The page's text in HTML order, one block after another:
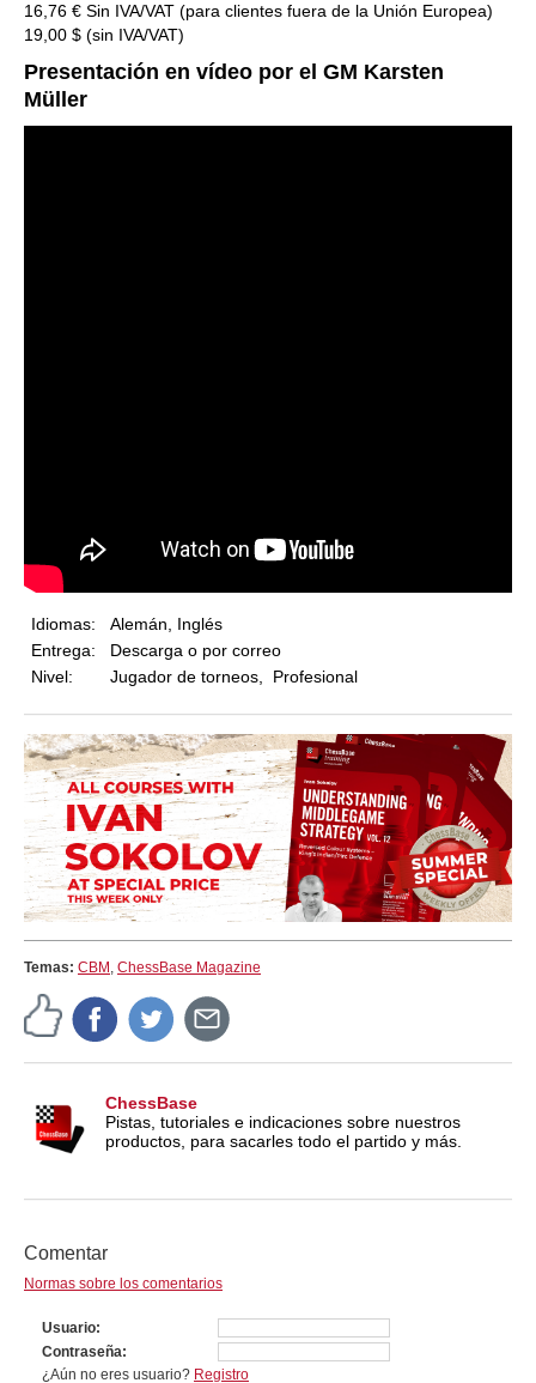
16,76 € Sin IVA/VAT (para clientes fuera de la Unión Europea)
19,00 $ (sin IVA/VAT)
Presentación en vídeo por el GM Karsten
Müller
Idiomas:
Alemán, Inglés
Entrega:
Descarga o por correo
Nivel:
Jugador de torneos, Profesional
Temas: CBM , ChessBase Magazine
ChessBase
Pistas, tutoriales e indicaciones sobre nuestros
productos, para sacarles todo el partido y más.
Comentar
Normas sobre los comentarios
Usuario
Contraseña
¿Aún no eres usuario? Registro